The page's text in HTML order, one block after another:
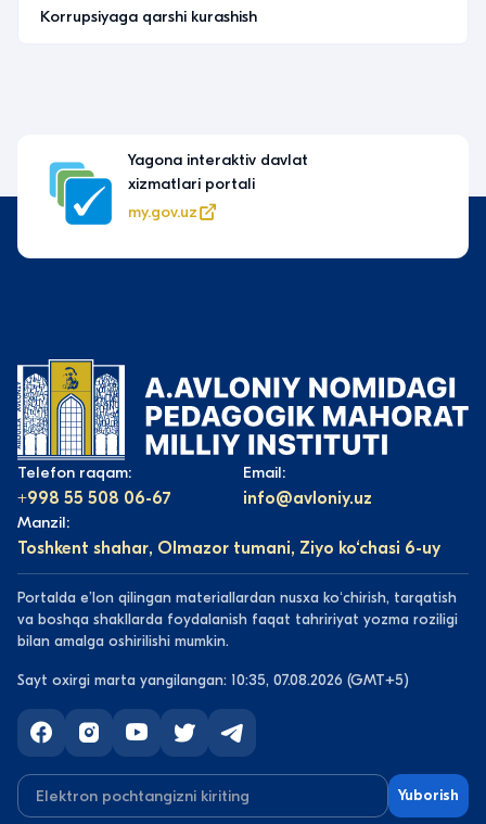
Korrupsiyaga qarshi kurashish
Yagona interaktiv davlat
xizmatlari portali
my.gov.uz
Telefon raqam:
+998 55 508 06-67
Email:
info@avloniy.uz
Manzil:
Toshkent shahar, Olmazor tumani, Ziyo ko‘chasi 6-uy
Portalda eʼlon qilingan materiallardan nusxa koʻchirish, tarqatish
va boshqa shakllarda foydalanish faqat tahririyat yozma roziligi
bilan amalga oshirilishi mumkin.
Sayt oxirgi marta yangilangan: 10:35, 07.08.2026 (GMT+5)
Yuborish